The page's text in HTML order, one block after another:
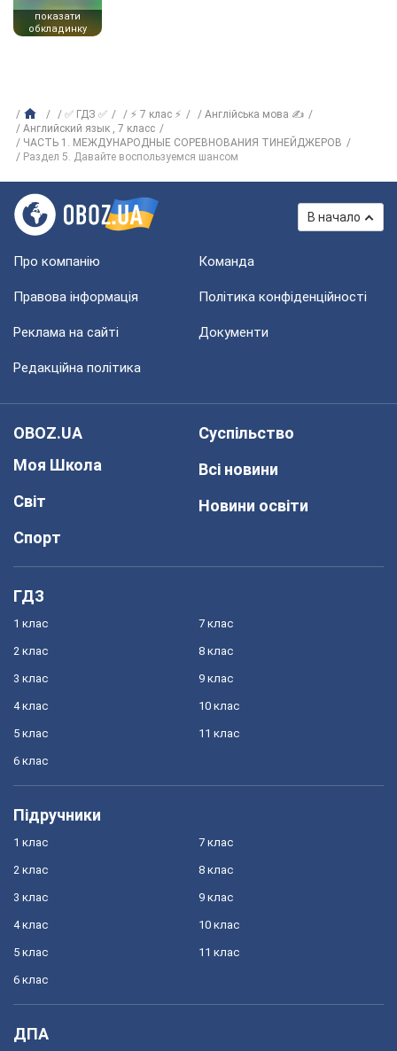
показати
обкладинку
✅ ГДЗ ✅ ⚡ 7 клас ⚡
Англійська мова ✍
Английский язык , 7 класс
ЧАСТЬ 1. МЕЖДУНАРОДНЫЕ СОРЕВНОВАНИЯ ТИНЕЙДЖЕРОВ
Раздел 5. Давайте воспользуемся шансом
В начало
Про компанію Команда
Правова інформація Політика конфіденційності
Реклама на сайті Документи
Редакційна політика
OBOZ.UA
Моя Школа
Світ
Спорт
Суспільство
Всі новини
Новини освіти
ГДЗ
1 клас
2 клас
3 клас
4 клас
5 клас
6 клас
7 клас
8 клас
9 клас
10 клас
11 клас
Підручники
1 клас
2 клас
3 клас
4 клас
5 клас
6 клас
7 клас
8 клас
9 клас
10 клас
11 клас
ДПА